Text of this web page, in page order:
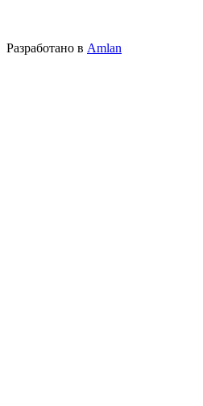
Разработано в Amlan